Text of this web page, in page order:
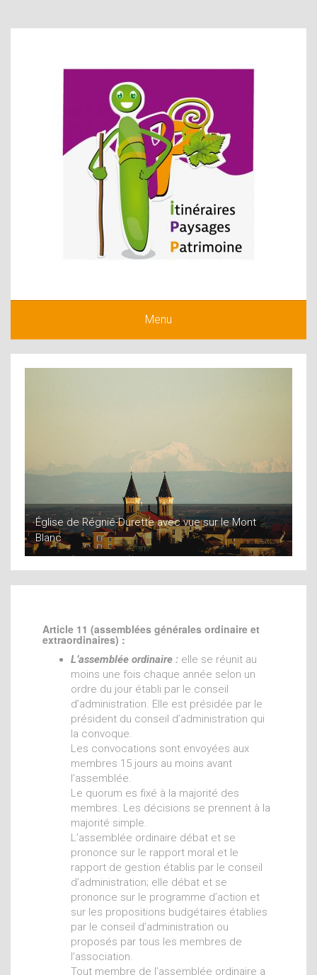
Menu
Église de Régnié-Durette avec vue sur le Mont
Blanc
Article 11 (assemblées générales ordinaire et
extraordinaires) :
L’assemblée ordinaire : elle se réunit au
moins une fois chaque année selon un
ordre du jour établi par le conseil
d’administration. Elle est présidée par le
président du conseil d’administration qui
la convoque.
Les convocations sont envoyées aux
membres 15 jours au moins avant
l’assemblée.
Le quorum es fixé à la majorité des
membres. Les décisions se prennent à la
majorité simple.
L’assemblée ordinaire débat et se
prononce sur le rapport moral et le
rapport de gestion établis par le conseil
d’administration; elle débat et se
prononce sur le programme d’action et
sur les propositions budgétaires établies
par le conseil d’administration ou
proposés par tous les membres de
l’association.
Tout membre de l’assemblée ordinaire a